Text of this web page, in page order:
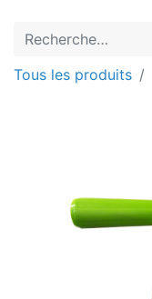
Tous les produits